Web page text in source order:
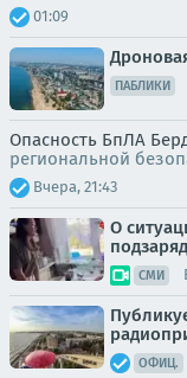
01:09
ПАБЛИКИ
Опасность БпЛА
региональной
Вчера, 21:43
О
СМИ
ОФИЦ.